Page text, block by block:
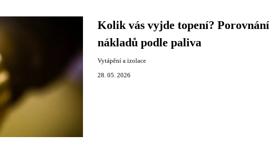
Kolik vás vyjde topení? Porovnání
nákladů podle paliva
Vytápění a izolace
28. 05. 2026